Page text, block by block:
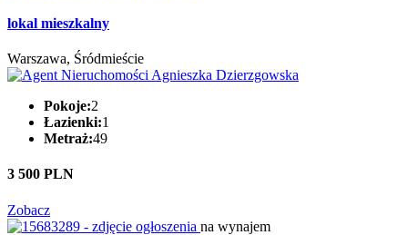
lokal mieszkalny
Warszawa, Śródmieście
Pokoje:2
Łazienki:1
Metraż:49
3 500 PLN
Zobacz
na wynajem